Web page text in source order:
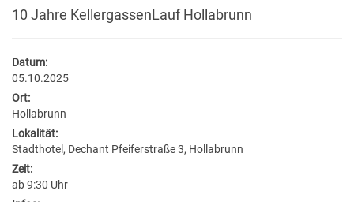
JOBS
HOCHZEITEN
TODESFÄLLE
MITARBEITER
POLITIK
GEMEINDEPROFIL
NEU IN HOLLABRUNN
BESTATTUNG
STADTWERKE
FÖRDERUNGEN
VERANSTALTUNGSKALENDER
REGIONALE GASTRONOMIE
FREIZEIT & TOURISMUS
UNTERKÜNFTE & NÄCHTIGUNG
BILDUNG
SCHULEN & HOCHSCHULEN
ERWACHSENENBILDUNG
STADTBÜCHEREI
WOHNPROJEKTE
VERFÜGBARE GRUNDSTÜCKE
FLÄCHENWIDMUNG & BEBAUUNGSPLÄNE
GESUNDHEIT & SOZIALES
MEDIZINISCHE VERSORGUNG
PFLEGE
UMWELT & VERKEHR
HOLLABRUNN BLÜHT AUF
10 Jahre KellergassenLauf Hollabrunn
Datum:
05.10.2025
Ort:
Hollabrunn
Lokalität:
Stadthotel, Dechant Pfeiferstraße 3, Hollabrunn
Zeit:
ab 9:30 Uhr